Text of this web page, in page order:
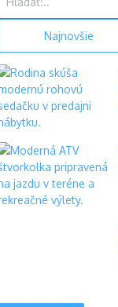
Najnovšie